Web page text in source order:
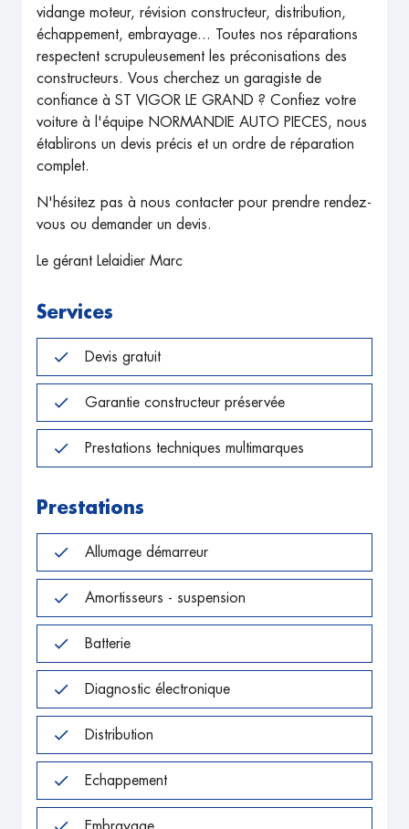
vidange moteur, révision constructeur, distribution,
échappement, embrayage... Toutes nos réparations
respectent scrupuleusement les préconisations des
constructeurs. Vous cherchez un garagiste de
confiance à ST VIGOR LE GRAND ? Confiez votre
voiture à l'équipe NORMANDIE AUTO PIECES, nous
établirons un devis précis et un ordre de réparation
complet.
N'hésitez pas à nous contacter pour prendre rendez-
vous ou demander un devis.
Le gérant Lelaidier Marc
Services
Devis gratuit
Garantie constructeur préservée
Prestations techniques multimarques
Prestations
Allumage démarreur
Amortisseurs - suspension
Batterie
Diagnostic électronique
Distribution
Echappement
Embrayage